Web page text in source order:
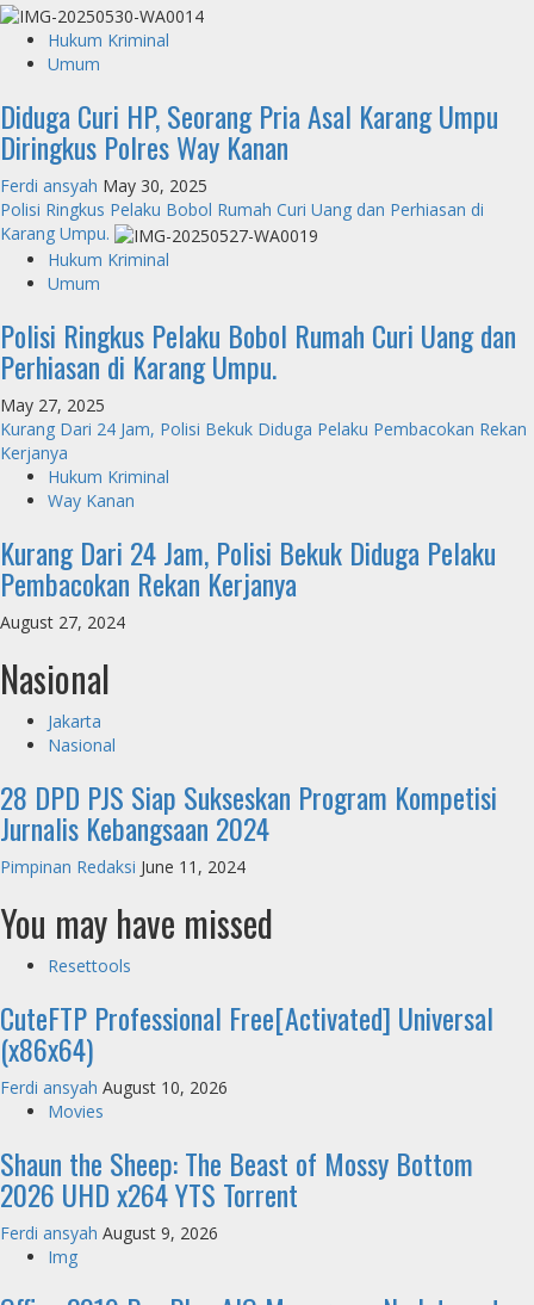
Hukum Kriminal
Umum
Diduga Curi HP, Seorang Pria Asal Karang Umpu
Diringkus Polres Way Kanan
Ferdi ansyah May 30, 2025
Polisi Ringkus Pelaku Bobol Rumah Curi Uang dan Perhiasan di
Karang Umpu.
Hukum Kriminal
Umum
Polisi Ringkus Pelaku Bobol Rumah Curi Uang dan
Perhiasan di Karang Umpu.
May 27, 2025
Kurang Dari 24 Jam, Polisi Bekuk Diduga Pelaku Pembacokan Rekan
Kerjanya
Hukum Kriminal
Way Kanan
Kurang Dari 24 Jam, Polisi Bekuk Diduga Pelaku
Pembacokan Rekan Kerjanya
August 27, 2024
Nasional
Jakarta
Nasional
28 DPD PJS Siap Sukseskan Program Kompetisi
Jurnalis Kebangsaan 2024
Pimpinan Redaksi June 11, 2024
You may have missed
Resettools
CuteFTP Professional Free[Activated] Universal
(x86x64)
Ferdi ansyah August 10, 2026
Movies
Shaun the Sheep: The Beast of Mossy Bottom
2026 UHD x264 YTS Torrent
Ferdi ansyah August 9, 2026
Img